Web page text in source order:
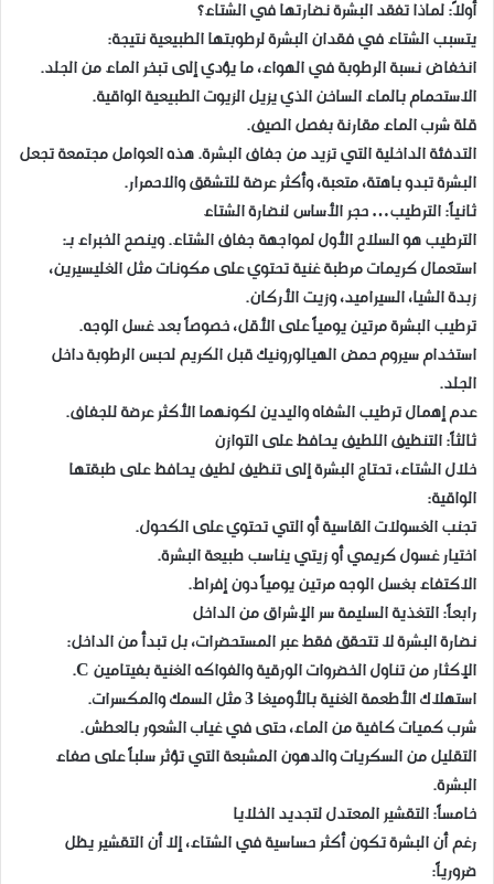
أولاً: لماذا تفقد البشرة نضارتها في الشتاء؟
يتسبب الشتاء في فقدان البشرة لرطوبتها الطبيعية نتيجة:
انخفاض نسبة الرطوبة في الهواء، ما يؤدي إلى تبخر الماء من الجلد.
الاستحمام بالماء الساخن الذي يزيل الزيوت الطبيعية الواقية.
قلة شرب الماء مقارنة بفصل الصيف.
التدفئة الداخلية التي تزيد من جفاف البشرة. هذه العوامل مجتمعة تجعل
البشرة تبدو باهتة، متعبة، وأكثر عرضة للتشقق والاحمرار.
ثانياً: الترطيب… حجر الأساس لنضارة الشتاء
الترطيب هو السلاح الأول لمواجهة جفاف الشتاء. وينصح الخبراء بـ:
استعمال كريمات مرطبة غنية تحتوي على مكونات مثل الغليسيرين،
زبدة الشيا، السيراميد، وزيت الأركان.
ترطيب البشرة مرتين يومياً على الأقل، خصوصاً بعد غسل الوجه.
استخدام سيروم حمض الهيالورونيك قبل الكريم لحبس الرطوبة داخل
الجلد.
عدم إهمال ترطيب الشفاه واليدين لكونهما الأكثر عرضة للجفاف.
ثالثاً: التنظيف اللطيف يحافظ على التوازن
خلال الشتاء، تحتاج البشرة إلى تنظيف لطيف يحافظ على طبقتها
الواقية:
تجنب الغسولات القاسية أو التي تحتوي على الكحول.
اختيار غسول كريمي أو زيتي يناسب طبيعة البشرة.
الاكتفاء بغسل الوجه مرتين يومياً دون إفراط.
رابعاً: التغذية السليمة سر الإشراق من الداخل
نضارة البشرة لا تتحقق فقط عبر المستحضرات، بل تبدأ من الداخل:
الإكثار من تناول الخضروات الورقية والفواكه الغنية بفيتامين C.
استهلاك الأطعمة الغنية بالأوميغا 3 مثل السمك والمكسرات.
شرب كميات كافية من الماء، حتى في غياب الشعور بالعطش.
التقليل من السكريات والدهون المشبعة التي تؤثر سلباً على صفاء
البشرة.
خامساً: التقشير المعتدل لتجديد الخلايا
رغم أن البشرة تكون أكثر حساسية في الشتاء، إلا أن التقشير يظل
ضرورياً: